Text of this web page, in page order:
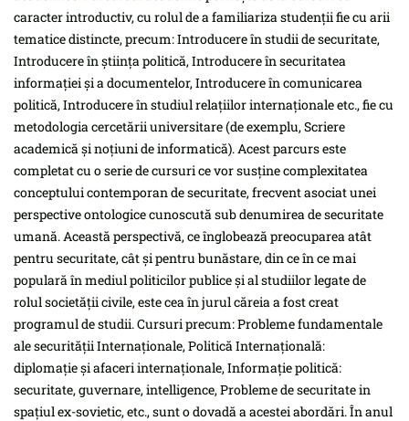
caracter introductiv, cu rolul de a familiariza studenții fie cu arii
tematice distincte, precum: Introducere în studii de securitate,
Introducere în știința politică, Introducere în securitatea
informației și a documentelor, Introducere în comunicarea
politică, Introducere în studiul relațiilor internaționale etc., fie cu
metodologia cercetării universitare (de exemplu, Scriere
academică și noțiuni de informatică). Acest parcurs este
completat cu o serie de cursuri ce vor susține complexitatea
conceptului contemporan de securitate, frecvent asociat unei
perspective ontologice cunoscută sub denumirea de securitate
umană. Această perspectivă, ce înglobează preocuparea atât
pentru securitate, cât și pentru bunăstare, din ce în ce mai
populară în mediul politicilor publice și al studiilor legate de
rolul societății civile, este cea în jurul căreia a fost creat
programul de studii. Cursuri precum: Probleme fundamentale
ale securității Internaționale, Politică Internațională:
diplomație și afaceri internaționale, Informație politică:
securitate, guvernare, intelligence, Probleme de securitate in
spațiul ex-sovietic, etc., sunt o dovadă a acestei abordări. În anul